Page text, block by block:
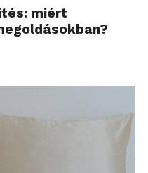
miért